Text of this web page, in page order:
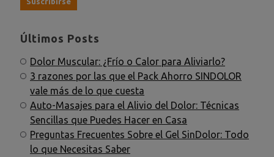
Últimos Posts
Dolor Muscular: ¿Frío o Calor para Aliviarlo?
3 razones por las que el Pack Ahorro SINDOLOR
vale más de lo que cuesta
Auto-Masajes para el Alivio del Dolor: Técnicas
Sencillas que Puedes Hacer en Casa
Preguntas Frecuentes Sobre el Gel SinDolor: Todo
lo que Necesitas Saber